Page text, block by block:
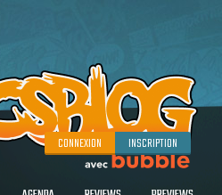
CONNEXION INSCRIPTION